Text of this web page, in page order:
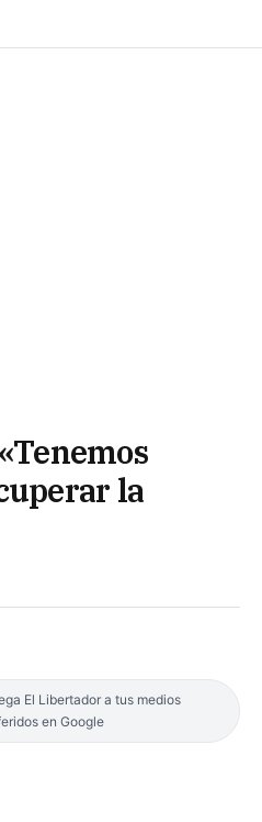
la
El Libertador a tus medios
en Google